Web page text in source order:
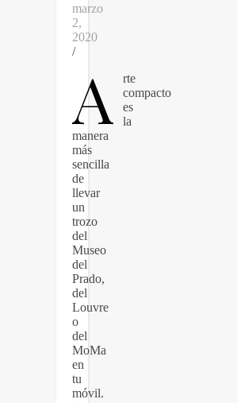
marzo
2,
2020
/
A
rte
compacto
es
la
manera
más
sencilla
de
llevar
un
trozo
del
Museo
del
Prado,
del
Louvre
o
del
MoMa
en
tu
móvil.